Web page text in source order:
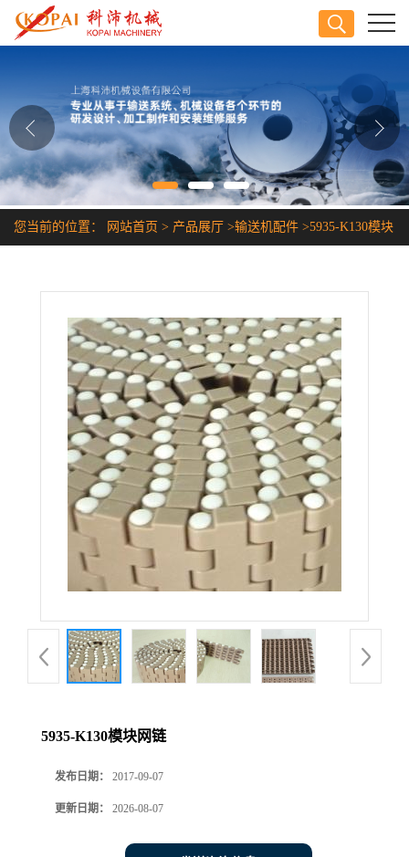
公司介绍
公司动态
产品展厅
证书荣誉
您当前的位置： 网站首页 > 产品展厅 >输送机配件 >5935-K130模块
5935-K130模块网链
发布日期： 2017-09-07
更新日期： 2026-08-07